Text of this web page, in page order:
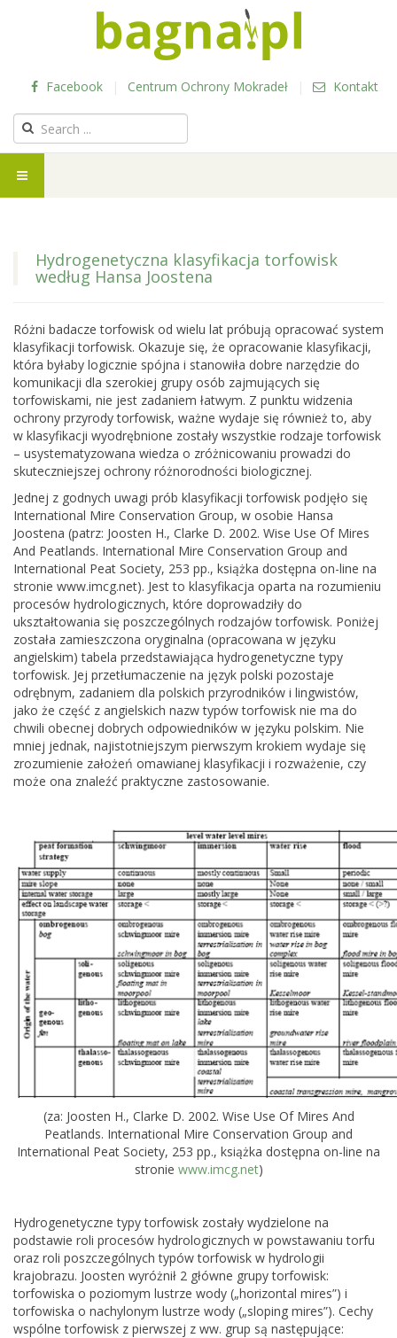
Facebook | Centrum Ochrony Mokradeł | Kontakt
Hydrogenetyczna klasyfikacja torfowisk
według Hansa Joostena
Różni badacze torfowisk od wielu lat próbują opracować system
klasyfikacji torfowisk. Okazuje się, że opracowanie klasyfikacji,
która byłaby logicznie spójna i stanowiła dobre narzędzie do
komunikacji dla szerokiej grupy osób zajmujących się
torfowiskami, nie jest zadaniem łatwym. Z punktu widzenia
ochrony przyrody torfowisk, ważne wydaje się również to, aby
w klasyfikacji wyodrębnione zostały wszystkie rodzaje torfowisk
– usystematyzowana wiedza o zróżnicowaniu prowadzi do
skuteczniejszej ochrony różnorodności biologicznej.
Jednej z godnych uwagi prób klasyfikacji torfowisk podjęło się
International Mire Conservation Group, w osobie Hansa
Joostena (patrz: Joosten H., Clarke D. 2002. Wise Use Of Mires
And Peatlands. International Mire Conservation Group and
International Peat Society, 253 pp., książka dostępna on-line na
stronie www.imcg.net). Jest to klasyfikacja oparta na rozumieniu
procesów hydrologicznych, które doprowadziły do
ukształtowania się poszczególnych rodzajów torfowisk. Poniżej
została zamieszczona oryginalna (opracowana w języku
angielskim) tabela przedstawiająca hydrogenetyczne typy
torfowisk. Jej przetłumaczenie na język polski pozostaje
odrębnym, zadaniem dla polskich przyrodników i lingwistów,
jako że część z angielskich nazw typów torfowisk nie ma do
chwili obecnej dobrych odpowiedników w języku polskim. Nie
mniej jednak, najistotniejszym pierwszym krokiem wydaje się
zrozumienie założeń omawianej klasyfikacji i rozważenie, czy
może ona znaleźć praktyczne zastosowanie.
(za: Joosten H., Clarke D. 2002. Wise Use Of Mires And
Peatlands. International Mire Conservation Group and
International Peat Society, 253 pp., książka dostępna on-line na
stronie www.imcg.net)
Hydrogenetyczne typy torfowisk zostały wydzielone na
podstawie roli procesów hydrologicznych w powstawaniu torfu
oraz roli poszczególnych typów torfowisk w hydrologii
krajobrazu. Joosten wyróżnił 2 główne grupy torfowisk:
torfowiska o poziomym lustrze wody („horizontal mires”) i
torfowiska o nachylonym lustrze wody („sloping mires”). Cechy
wspólne torfowisk z pierwszej z ww. grup są następujące: